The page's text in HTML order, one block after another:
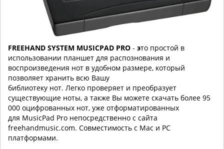
FREEHAND SYSTEM MUSICPAD PRO - это простой в
использовании планшет для распознования и
воспроизведения нот в удобном размере, который
позволяет хранить всю Вашу
библиотеку нот. Легко проверяет и преобразует
существующие ноты, а также Вы можете скачать более 95
000 оцифрованных нот, уже отформатированных
для MusicPad Pro непосредственно с сайта
freehandmusic.com. Совместимость с Mac и PC
платформами.